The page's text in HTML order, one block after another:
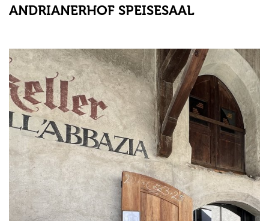
ANDRIANERHOF SPEISESAAL